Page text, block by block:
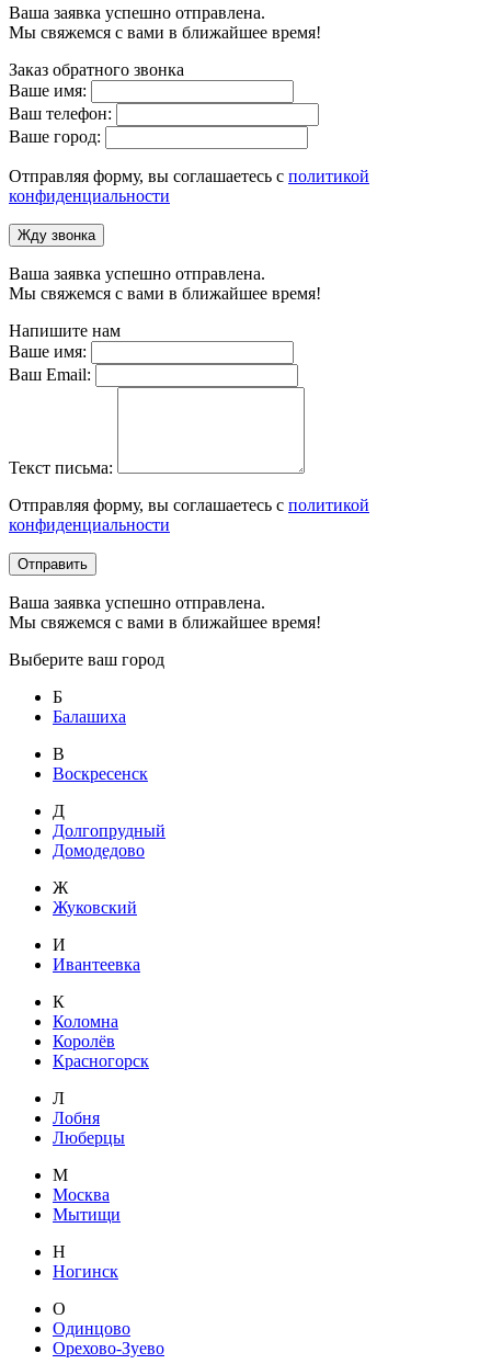
Ваша заявка успешно отправлена.
Мы свяжемся с вами в ближайшее время!
Заказ обратного звонка
Ваше имя:
Ваш телефон:
Ваше город:
Отправляя форму, вы соглашаетесь с политикой
конфиденциальности
Жду звонка
Ваша заявка успешно отправлена.
Мы свяжемся с вами в ближайшее время!
Напишите нам
Ваше имя:
Ваш Email:
Текст письма:
Отправляя форму, вы соглашаетесь с политикой
конфиденциальности
Отправить
Ваша заявка успешно отправлена.
Мы свяжемся с вами в ближайшее время!
Выберите ваш город
Б
Балашиха
В
Воскресенск
Д
Долгопрудный
Домодедово
Ж
Жуковский
И
Ивантеевка
К
Коломна
Королёв
Красногорск
Л
Лобня
Люберцы
М
Москва
Мытищи
Н
Ногинск
О
Одинцово
Орехово-Зуево